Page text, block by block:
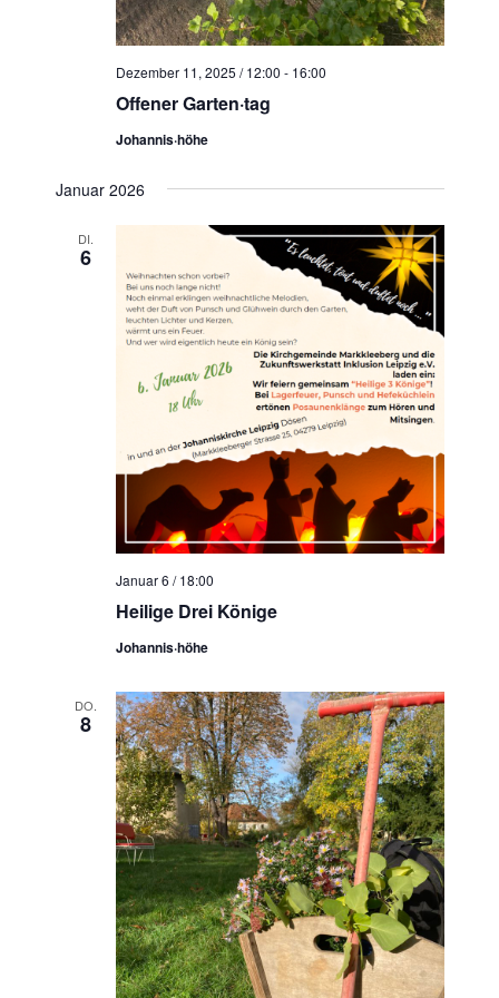
a
t
i
o
n
Offener Garten·tag
Dezember 11, 2025 / 12:00 - 16:00
Johannis·höhe
Januar 2026
DI.
6
Heilige Drei Könige
Januar 6 / 18:00
Johannis·höhe
DO.
8